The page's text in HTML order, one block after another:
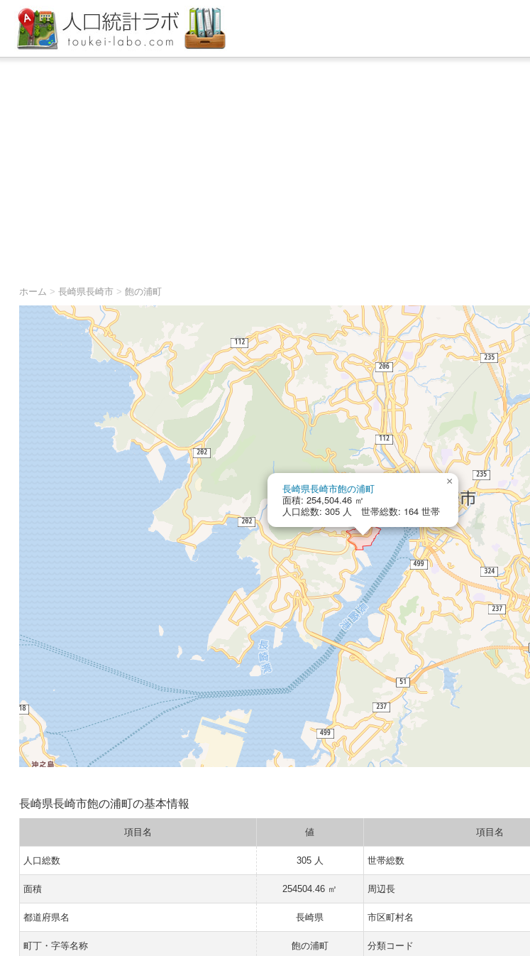
ホーム > 長崎県長崎市> 飽の浦町
長崎県長崎市飽の浦町
面積: 254,504.46 ㎡
人口総数: 305 人 世帯総数: 164 世帯
×
長崎県長崎市飽の浦町の基本情報
項目名 値 項目名
人口総数 305 人 世帯総数
面積 254504.46 ㎡ 周辺長
都道府県名 長崎県 市区町村名
町丁・字等名称 飽の浦町 分類コード